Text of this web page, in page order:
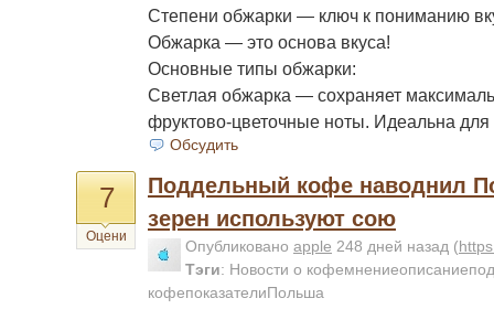
Степени обжарки — ключ к пониманию
Обжарка — это основа вкуса!
Основные типы обжарки:
Светлая обжарка — сохраняет
фруктово-цветочные ноты. Идеальна для
Обсудить
7
Оцени
Поддельный кофе наводнил
зерен используют сою
Опубликовано apple 248 дней назад (
Тэги: Новости о
кофепоказателиПольша